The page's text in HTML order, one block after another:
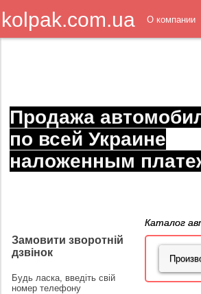
kolpak.com.ua О компании
Продажа
по всей Украине
наложенным
Замовити зворотній
дзвінок
Будь ласка, введіть свій
номер телефону
Каталог